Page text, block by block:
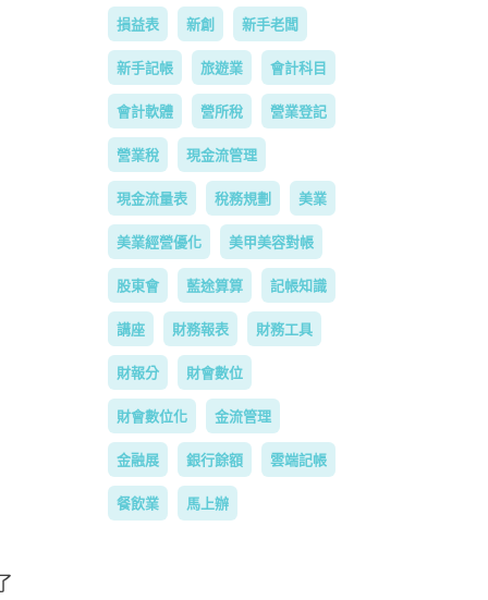
損益表 新創 新手老闆
新手記帳 旅遊業 會計科目
會計軟體 營所稅 營業登記
營業稅 現金流管理
現金流量表 稅務規劃 美業
美業經營優化 美甲美容對帳
股東會 藍途算算 記帳知識
講座 財務報表 財務工具
財報分 財會數位
財會數位化 金流管理
金融展 銀行餘額 雲端記帳
餐飲業 馬上辦